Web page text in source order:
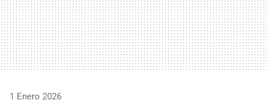
1 Enero 2026